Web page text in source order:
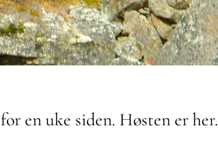
en uke siden. Høsten er her.